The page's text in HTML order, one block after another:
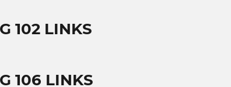
102 LINKS
106 LINKS